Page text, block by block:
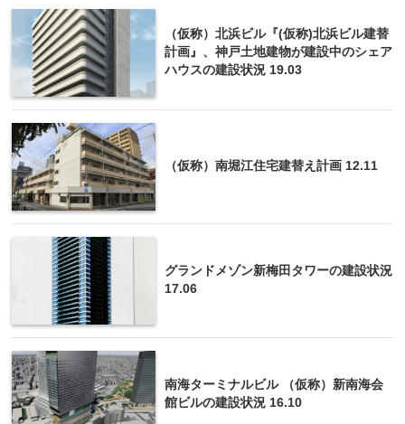
（仮称）北浜ビル『(仮称)北浜ビル建替
計画』、神戸土地建物が建設中のシェア
ハウスの建設状況 19.03
（仮称）南堀江住宅建替え計画 12.11
グランドメゾン新梅田タワーの建設状況
17.06
南海ターミナルビル （仮称）新南海会
館ビルの建設状況 16.10